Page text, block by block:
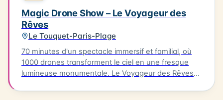
Magic Drone Show – Le Voyageur des
Rêves
Le Touquet-Paris-Plage
70 minutes d'un spectacle immersif et familial, où
1000 drones transforment le ciel en une fresque
lumineuse monumentale. Le Voyageur des Rêves